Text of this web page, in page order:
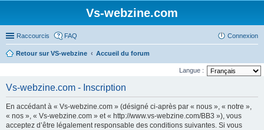
Vs-webzine.com
Raccourcis FAQ Connexion
Retour sur VS-webzine Accueil du forum
Langue :
Vs-webzine.com - Inscription
En accédant à « Vs-webzine.com » (désigné ci-après par « nous », « notre »,
« nos », « Vs-webzine.com » et « http://www.vs-webzine.com/BB3 »), vous
acceptez d’être légalement responsable des conditions suivantes. Si vous